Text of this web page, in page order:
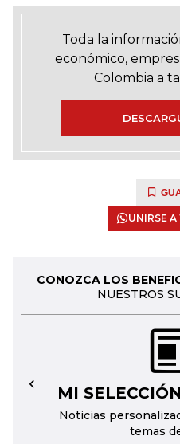
Toda la
económico,
Colombia a
UNIRSE
CONOZCA LOS
NUESTROS
MI
Noticias
temas
←